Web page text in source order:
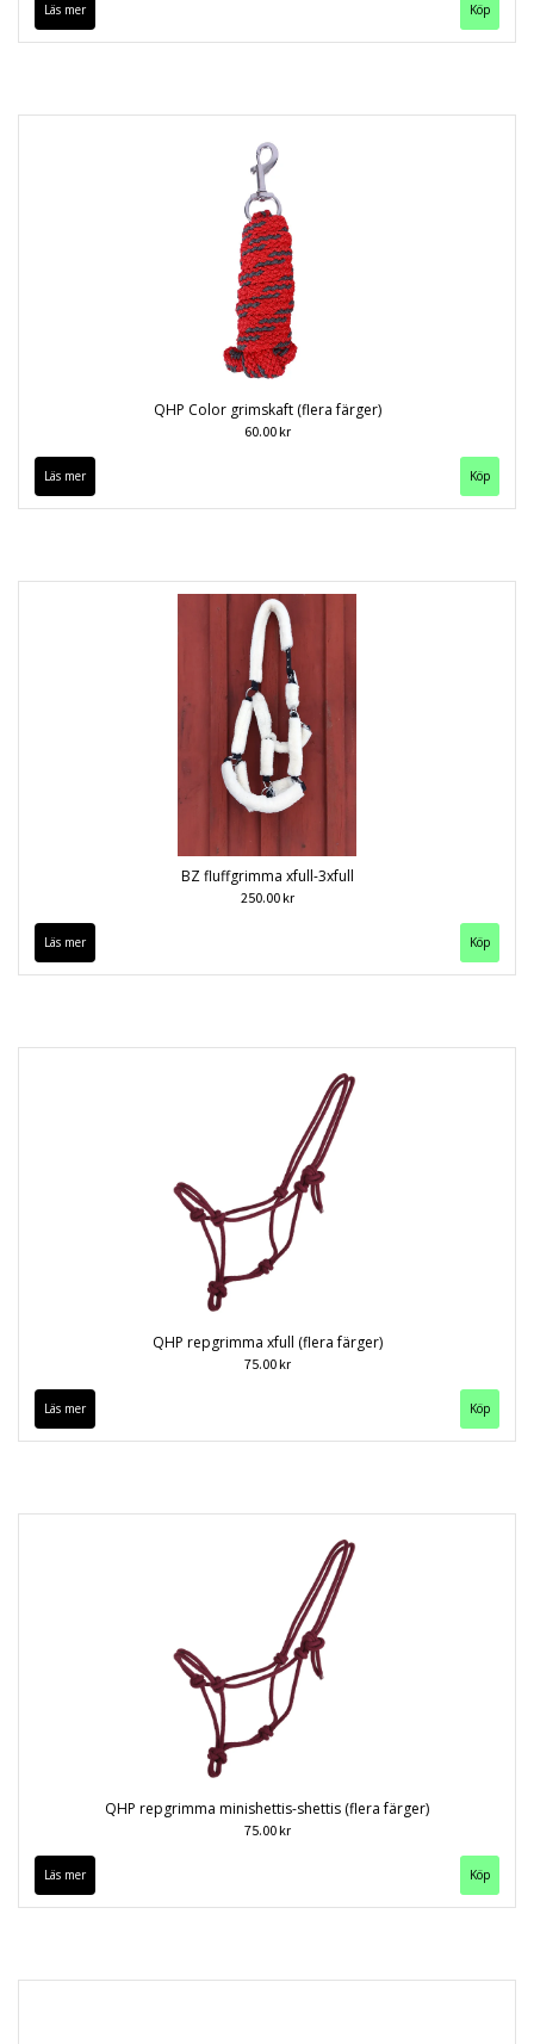
Läs mer Köp
QHP Color grimskaft (flera färger)
60.00 kr
Läs mer Köp
BZ fluffgrimma xfull-3xfull
250.00 kr
Läs mer Köp
QHP repgrimma xfull (flera färger)
75.00 kr
Läs mer Köp
QHP repgrimma minishettis-shettis (flera färger)
75.00 kr
Läs mer Köp